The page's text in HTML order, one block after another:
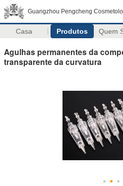
Guangzhou Pengcheng
Casa Produtos Quem
Agulhas permanentes da
transparente da curvatura